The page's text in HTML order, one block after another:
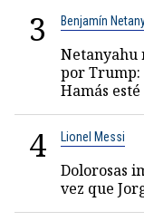
3 Benjamín
Netanyahu
por Trump:
Hamás
4 Lionel Messi
Dolorosas
vez que